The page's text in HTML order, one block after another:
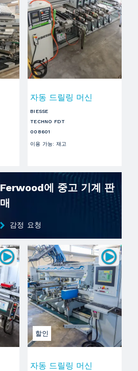
자동 드릴링 머신
BIESSE
TECHNO FDT
008601
이용 가능: 재고
Ferwood에 중고 기계 판
매
감정 요청
할인
자동 드릴링 머신